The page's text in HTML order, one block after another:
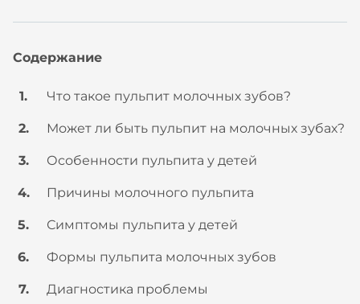
Содержание
Что такое пульпит молочных зубов?
Может ли быть пульпит на молочных зубах?
Особенности пульпита у детей
Причины молочного пульпита
Симптомы пульпита у детей
Формы пульпита молочных зубов
Диагностика проблемы